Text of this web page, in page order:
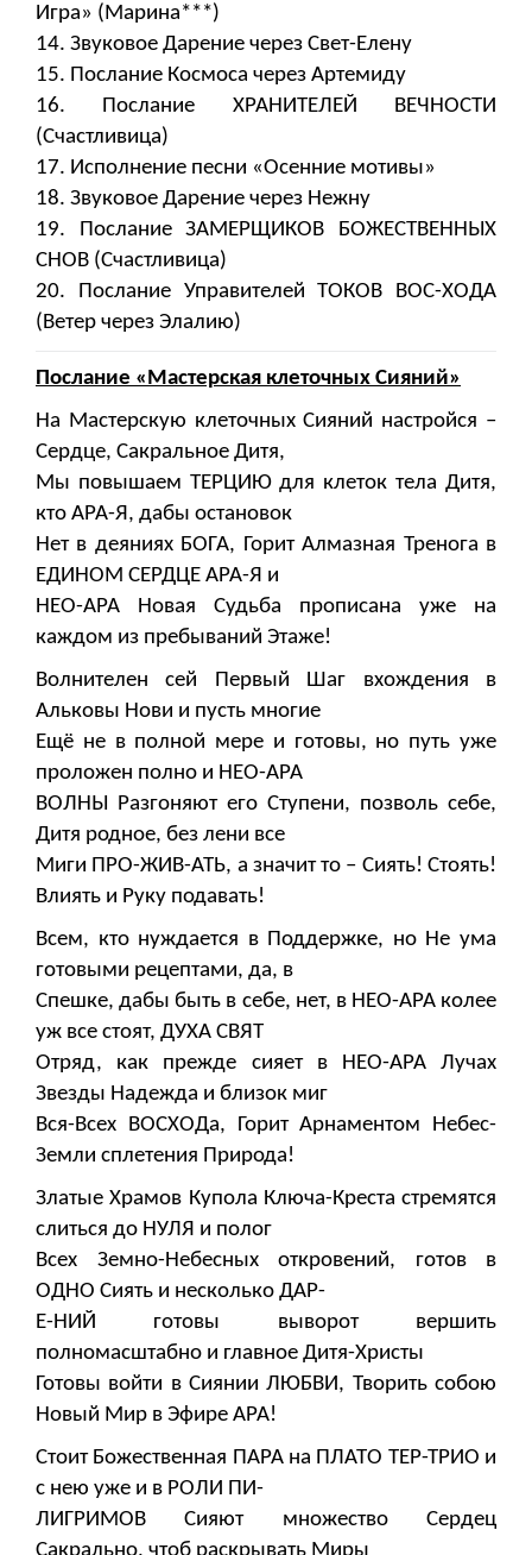
Игра» (Марина***)
14. Звуковое Дарение через Свет-Елену
15. Послание Космоса через Артемиду
16. Послание ХРАНИТЕЛЕЙ ВЕЧНОСТИ
(Счастливица)
17. Исполнение песни «Осенние мотивы»
18. Звуковое Дарение через Нежну
19. Послание ЗАМЕРЩИКОВ БОЖЕСТВЕННЫХ
СНОВ (Счастливица)
20. Послание Управителей ТОКОВ ВОС-ХОДА
(Ветер через Элалию)
Послание «Мастерская клеточных Сияний»
На Мастерскую клеточных Сияний настройся –
Сердце, Сакральное Дитя,
Мы повышаем ТЕРЦИЮ для клеток тела Дитя,
кто АРА-Я, дабы остановок
Нет в деяниях БОГА, Горит Алмазная Тренога в
ЕДИНОМ СЕРДЦЕ АРА-Я и
НЕО-АРА Новая Судьба прописана уже на
каждом из пребываний Этаже!
Волнителен сей Первый Шаг вхождения в
Альковы Нови и пусть многие
Ещё не в полной мере и готовы, но путь уже
проложен полно и НЕО-АРА
ВОЛНЫ Разгоняют его Ступени, позволь себе,
Дитя родное, без лени все
Миги ПРО-ЖИВ-АТЬ, а значит то – Сиять! Стоять!
Влиять и Руку подавать!
Всем, кто нуждается в Поддержке, но Не ума
готовыми рецептами, да, в
Спешке, дабы быть в себе, нет, в НЕО-АРА колее
уж все стоят, ДУХА СВЯТ
Отряд, как прежде сияет в НЕО-АРА Лучах
Звезды Надежда и близок миг
Вся-Всех ВОСХОДа, Горит Арнаментом Небес-
Земли сплетения Природа!
Златые Храмов Купола Ключа-Креста стремятся
слиться до НУЛЯ и полог
Всех Земно-Небесных откровений, готов в
ОДНО Сиять и несколько ДАР-
Е-НИЙ готовы выворот вершить
полномасштабно и главное Дитя-Христы
Готовы войти в Сиянии ЛЮБВИ, Творить собою
Новый Мир в Эфире АРА!
Стоит Божественная ПАРА на ПЛАТО ТЕР-ТРИО и
с нею уже и в РОЛИ ПИ-
ЛИГРИМОВ Сияют множество Сердец